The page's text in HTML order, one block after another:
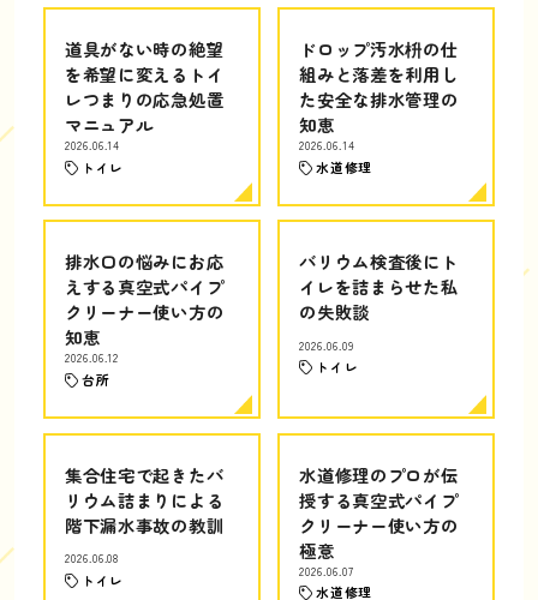
道具がない時の絶望
を希望に変えるトイ
レつまりの応急処置
マニュアル
2026.06.14
トイレ
ドロップ汚水枡の仕
組みと落差を利用し
た安全な排水管理の
知恵
2026.06.14
水道修理
排水口の悩みにお応
えする真空式パイプ
クリーナー使い方の
知恵
2026.06.12
台所
バリウム検査後にト
イレを詰まらせた私
の失敗談
2026.06.09
トイレ
集合住宅で起きたバ
リウム詰まりによる
階下漏水事故の教訓
2026.06.08
トイレ
水道修理のプロが伝
授する真空式パイプ
クリーナー使い方の
極意
2026.06.07
水道修理